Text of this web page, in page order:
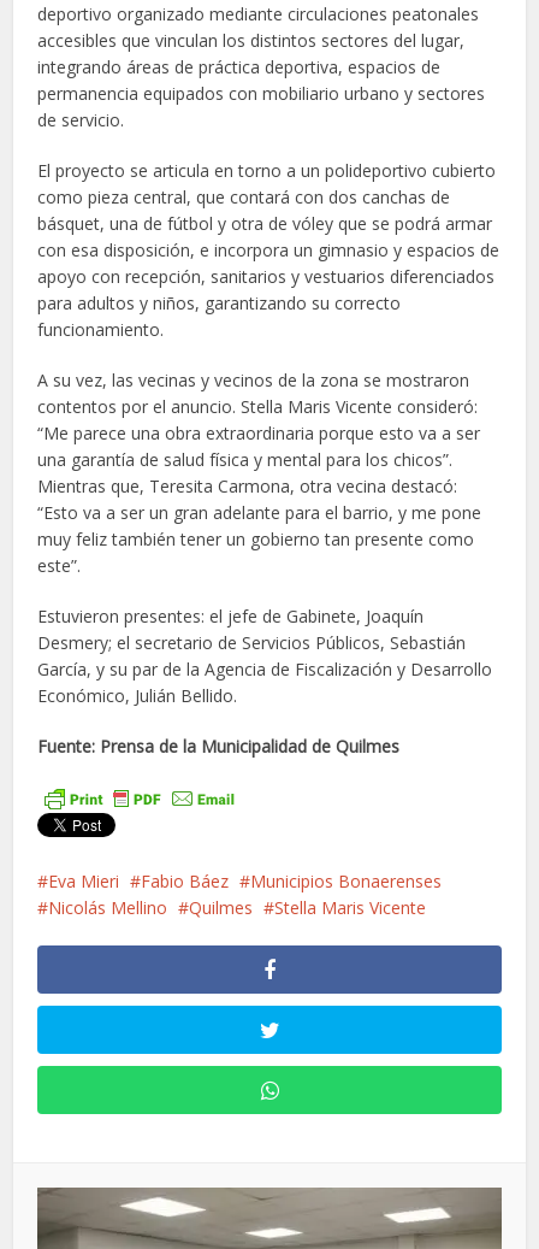
deportivo organizado mediante circulaciones peatonales
accesibles que vinculan los distintos sectores del lugar,
integrando áreas de práctica deportiva, espacios de
permanencia equipados con mobiliario urbano y sectores
de servicio.
El proyecto se articula en torno a un polideportivo cubierto
como pieza central, que contará con dos canchas de
básquet, una de fútbol y otra de vóley que se podrá armar
con esa disposición, e incorpora un gimnasio y espacios de
apoyo con recepción, sanitarios y vestuarios diferenciados
para adultos y niños, garantizando su correcto
funcionamiento.
A su vez, las vecinas y vecinos de la zona se mostraron
contentos por el anuncio. Stella Maris Vicente consideró:
“Me parece una obra extraordinaria porque esto va a ser
una garantía de salud física y mental para los chicos”.
Mientras que, Teresita Carmona, otra vecina destacó:
“Esto va a ser un gran adelante para el barrio, y me pone
muy feliz también tener un gobierno tan presente como
este”.
Estuvieron presentes: el jefe de Gabinete, Joaquín
Desmery; el secretario de Servicios Públicos, Sebastián
García, y su par de la Agencia de Fiscalización y Desarrollo
Económico, Julián Bellido.
Fuente: Prensa de la Municipalidad de Quilmes
Eva Mieri Fabio Báez
Municipios Bonaerenses
Nicolás Mellino
Quilmes Stella Maris Vicente